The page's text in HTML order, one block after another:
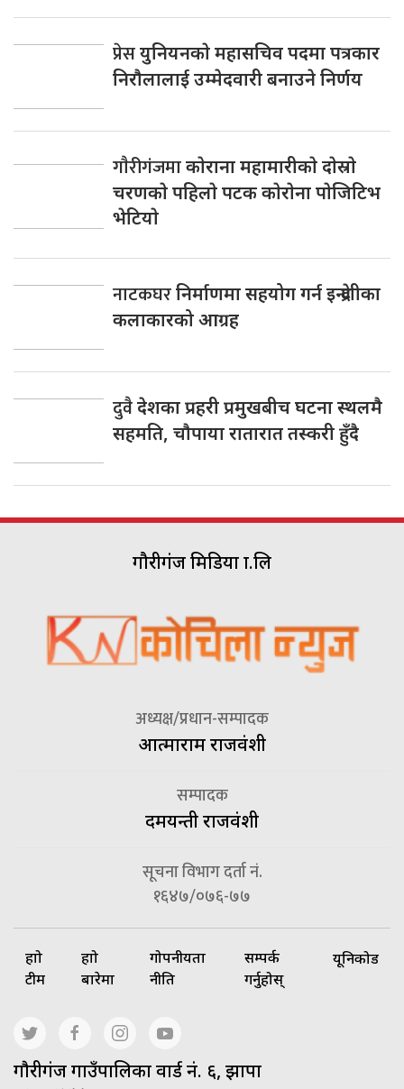
प्रेसयुनियनकाे महासचिव पदमा पत्रकार
निराैलालाई उम्मेदवारी बनाउने निर्णय
गाैरीगंजमाकाेराना महामारीकाे दाेस्राे
चरणकाे पहिलाे पटक काेराेना पाेजिटिभ
भेटियाे
नाटकघरनिर्माणमा सहयोग गर्न इन्द्रेणीका
कलाकारको आग्रह
दुवैदेशका प्रहरी प्रमुखबीच घटना स्थलमै
सहमति, चाैपाया रातारात तस्करी हुँदै
गौरीगंज मिडिया प्रा.लि
अध्यक्ष/प्रधान-सम्पादक
आत्माराम राजवंशी
सम्पादक
दमयन्ती राजवंशी
सूचना विभाग दर्ता नं.
१६४७/०७६-७७
हाम्रो
टीम
हाम्रो
बारेमा
गोपनीयता
नीति
सम्पर्क
गर्नुहोस्
यूनिकोड
गाैरीगंज गाउँपालिका वार्ड नं. ६, झापा